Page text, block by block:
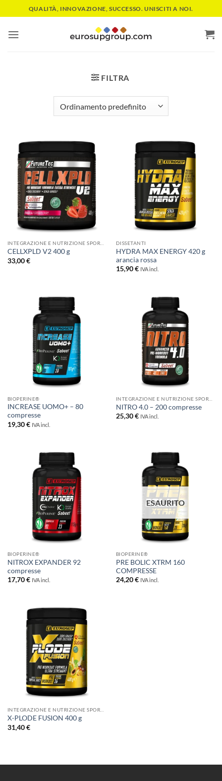
ai
contenuti
QUALITÀ, INNOVAZIONE, SUCCESSO. UNISCITI A NOI.
FILTRA
CELLXPLD V2 400 g
33,00€
DISSETANTI
HYDRA MAX ENERGY 420 g
arancia rossa
15,90€ IVA incl.
BIOPERINE®
INCREASE UOMO+ – 80
compresse
19,30€ IVA incl.
NITRO 4.0 – 200 compresse
25,30€ IVA incl.
BIOPERINE®
NITROX EXPANDER 92
compresse
17,70€ IVA incl.
ESAURITO
BIOPERINE®
PRE BOLIC XTRM 160
COMPRESSE
24,20€ IVA incl.
X-PLODE FUSION 400 g
31,40€